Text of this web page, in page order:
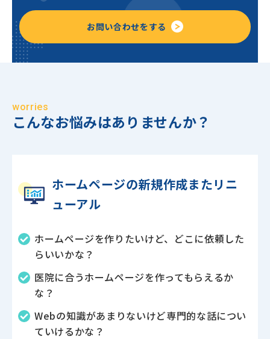
お問い合わせをする
worries
こんなお悩みはありませんか？
ホームページの新規作成またリニ
ューアル
ホームページを作りたいけど、どこに依頼した
らいいかな？
医院に合うホームページを作ってもらえるか
な？
Webの知識があまりないけど専門的な話につい
ていけるかな？